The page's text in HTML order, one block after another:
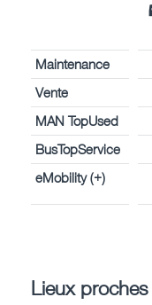
Maintenance
Vente
MAN TopUsed
BusTopService
eMobility (+)
Lieux proches